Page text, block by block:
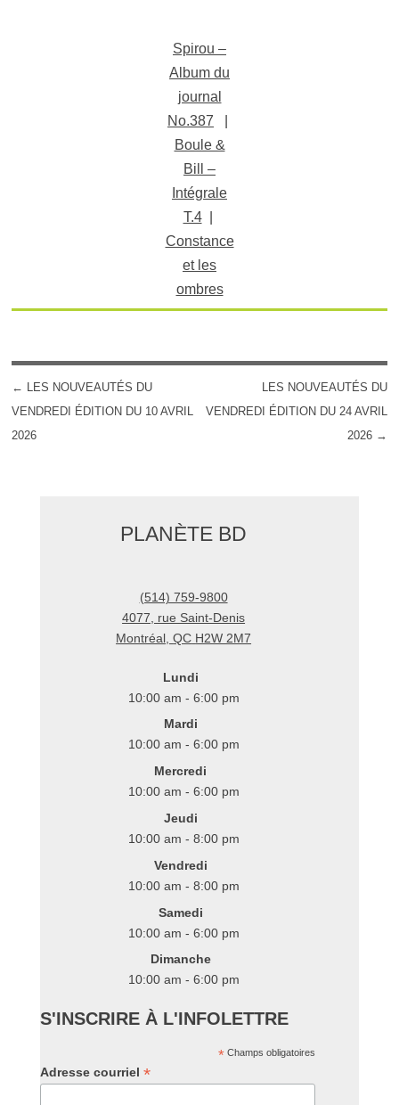
Spirou –
Album du
journal
No.387
Boule &
Bill –
Intégrale
T.4|
Constance
et les
ombres
POST NAVIGATION
← LES NOUVEAUTÉS DU
VENDREDI ÉDITION DU 10 AVRIL
2026
LES NOUVEAUTÉS DU
VENDREDI ÉDITION DU 24 AVRIL
2026 →
PLANÈTE BD
(514) 759-9800
4077, rue Saint-Denis
Montréal ,QC H2W 2M7
Lundi
10:00 am - 6:00 pm
Mardi
10:00 am - 6:00 pm
Mercredi
10:00 am - 6:00 pm
Jeudi
10:00 am - 8:00 pm
Vendredi
10:00 am - 8:00 pm
Samedi
10:00 am - 6:00 pm
Dimanche
10:00 am - 6:00 pm
S'INSCRIRE À L'INFOLETTRE
* Champs obligatoires
Adresse courriel *